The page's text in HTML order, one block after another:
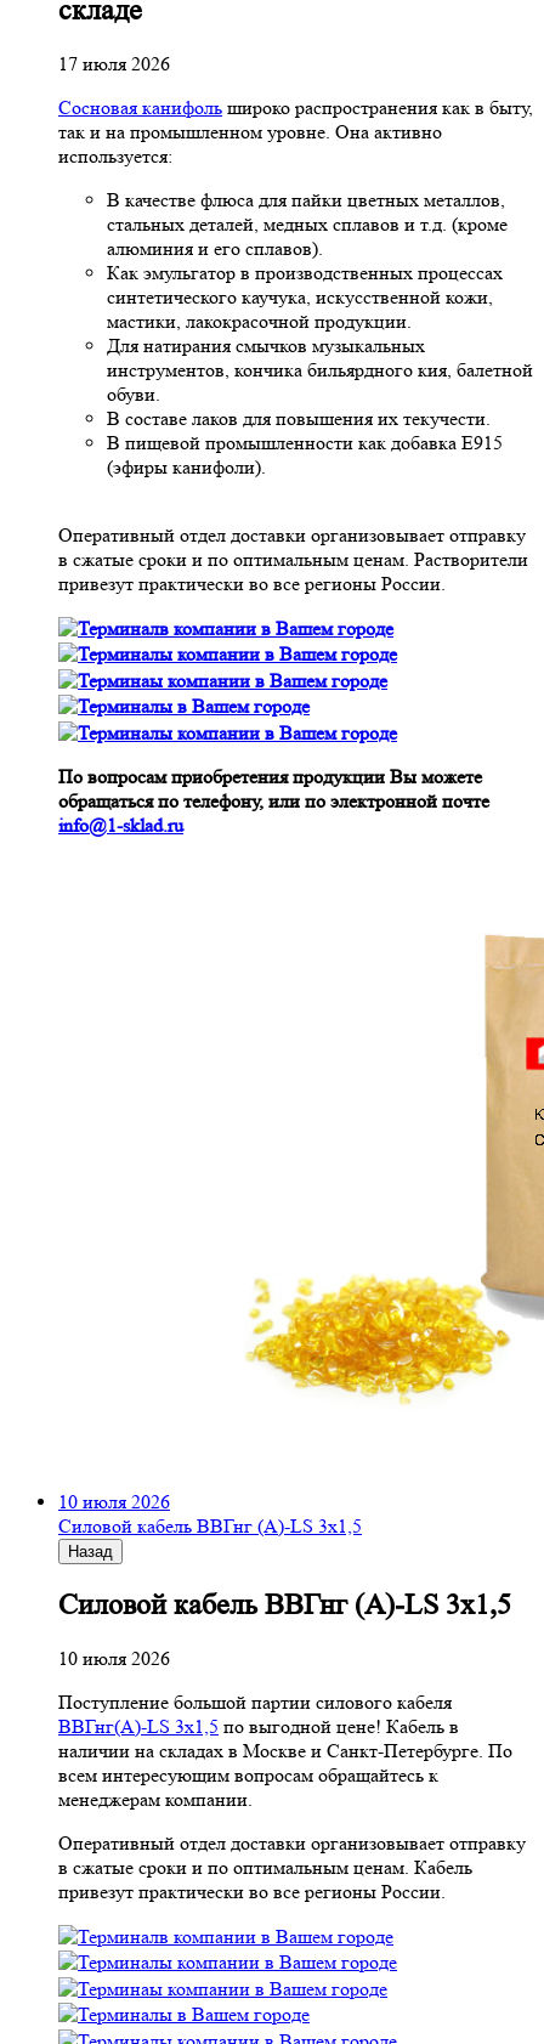
складе
17 июля 2026
Сосновая канифоль широко распространения как в быту,
так и на промышленном уровне. Она активно
используется:
В качестве флюса для пайки цветных металлов,
стальных деталей, медных сплавов и т.д. (кроме
алюминия и его сплавов).
Как эмульгатор в производственных процессах
синтетического каучука, искусственной кожи,
мастики, лакокрасочной продукции.
Для натирания смычков музыкальных
инструментов, кончика бильярдного кия, балетной
обуви.
В составе лаков для повышения их текучести.
В пищевой промышленности как добавка Е915
(эфиры канифоли).
Оперативный отдел доставки организовывает отправку
в сжатые сроки и по оптимальным ценам. Растворители
привезут практически во все регионы России.
По вопросам приобретения продукции Вы можете
обращаться по телефону, или по электронной почте
info@1-sklad.ru
10 июля 2026
Cиловой кабель ВВГнг (A)-LS 3х1,5
Назад
Cиловой кабель ВВГнг (A)-LS 3х1,5
10 июля 2026
Поступление большой партии силового кабеля
ВВГнг(A)-LS 3х1,5 по выгодной цене! Кабель в
наличии на складах в Москве и Санкт-Петербурге. По
всем интересующим вопросам обращайтесь к
менеджерам компании.
Оперативный отдел доставки организовывает отправку
в сжатые сроки и по оптимальным ценам. Кабель
привезут практически во все регионы России.